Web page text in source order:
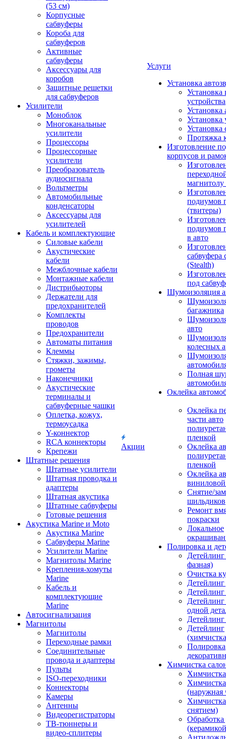
(53 см)
Корпусные
сабвуферы
Короба для
сабвуферов
Активные
сабвуферы
Аксессуары для
коробов
Защитные решетки
для сабвуферов
Усилители
Моноблок
Многоканальные
усилители
Процессоры
Процессорные
усилители
Преобразователь
аудиосигнала
Вольтметры
Автомобильные
конденсаторы
Аксессуары для
усилителей
Кабель и комплектующие
Силовые кабели
Акустические
кабели
Межблочные кабели
Монтажные кабели
Дистрибьюторы
Держатели для
предохранителей
Комплекты
проводов
Предохранители
Автоматы питания
Клеммы
Стяжки, зажимы,
грометы
Наконечники
Акустические
терминалы и
сабвуферные чашки
Оплетка, кожух,
термоусадка
Y-коннектор
RCA коннекторы
Крепежи
Штатные решения
Штатные усилители
Штатная проводка и
адаптеры
Штатная акустика
Штатные сабвуферы
Готовые решения
Акустика Marine и Moto
Акустика Marine
Сабвуферы Marine
Усилители Marine
Магнитолы Marine
Крепления-хомуты
Marine
Кабель и
комплектующие
Marine
Автосигнализация
Магнитолы
Магнитолы
Переходные рамки
Соединительные
провода и адаптеры
Пульты
ISO-переходники
Коннекторы
Камеры
Антенны
Видеорегистраторы
ТВ-тюннеры и
видео-сплитеры
Акции
Услуги
Установка
Установка
устройства
Установка
Установка
Установка
Протяжка
Изготовление
корпусов и
подиумов
(твитеры)
подиумов
в авто
сабвуфера
(Stealth)
под
Шумоизоляция
багажника
авто
колесных
Полная
Оклейка
Оклейка
части авто
пленкой
Оклейка
пленкой
Оклейка
Снятие/
шильдиков
Ремонт
покраски
Локальное
Полировка и
фазная)
Очистка
Детейлинг
одной
Детейлинг
Полировка
Химчистка
(наружная
снятием)
Обработка